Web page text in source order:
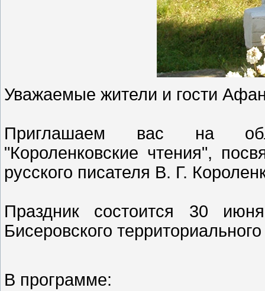
Уважаемые жители и гости
Приглашаем вас на
"Короленковские чтения",
русского писателя В. Г.
Праздник состоится 30
Бисеровского
В программе: